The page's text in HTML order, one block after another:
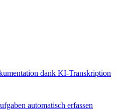
dank KI-Transkription
automatisch erfassen